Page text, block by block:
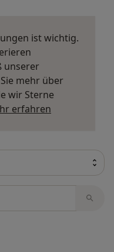
ist wichtig.
unserer
mehr über
wir Sterne
erfahren